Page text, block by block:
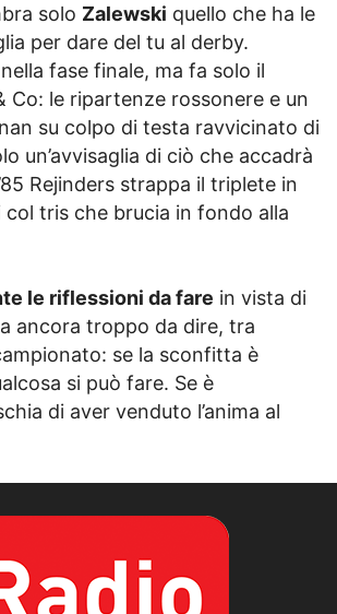
solo Zalewski quello che ha le
per dare del tu al derby.
fase finale, ma fa solo il
Co: le ripartenze rossonere e un
su colpo di testa ravvicinato di
un’avvisaglia di ciò che accadrà
Rejinders strappa il triplete in
col tris che brucia in fondo alla
le riflessioni da fare in vista di
ancora troppo da dire, tra
se la sconfitta è
si può fare. Se è
di aver venduto l’anima al